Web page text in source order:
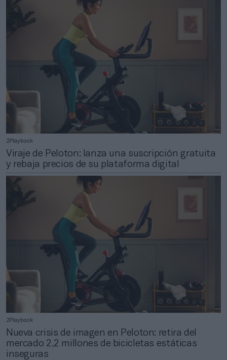
2Playbook
Viraje de Peloton: lanza una suscripción gratuita
y rebaja precios de su plataforma digital
2Playbook
Nueva crisis de imagen en Peloton: retira del
mercado 2,2 millones de bicicletas estáticas
inseguras